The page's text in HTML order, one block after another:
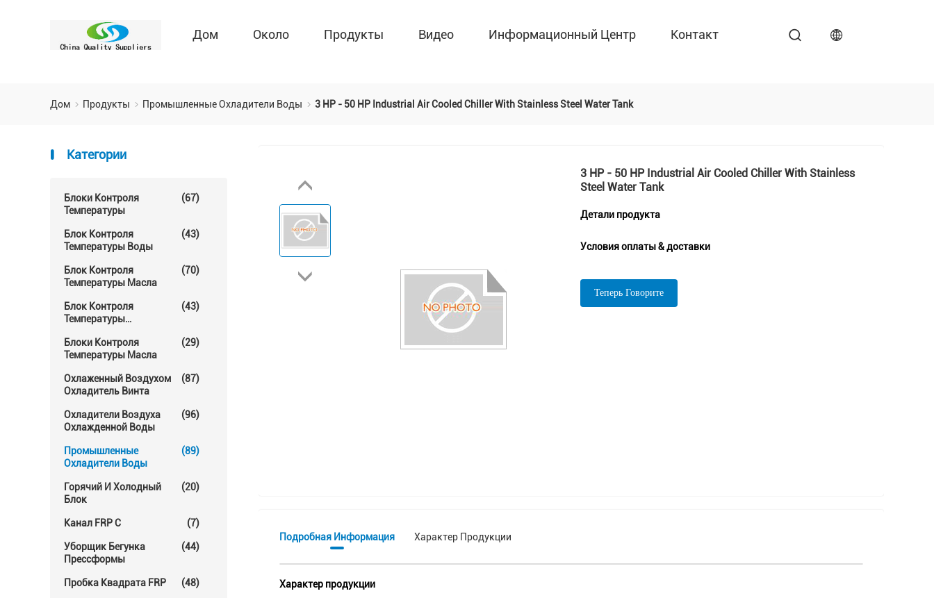
Дом Около Продукты Видео Информационный Центр Контакт
Дом Продукты Промышленные Охладители Воды 3 HP - 50 HP Industrial Air Cooled Chiller With Stainless Steel Water Tank
Категории
Блоки Контроля
Температуры
(67)
Блок Контроля
Температуры Воды
(43)
Блок Контроля
Температуры Масла
(70)
Блок Контроля
Температуры
(43)
Блоки Контроля
Температуры Масла
(29)
Охлаженный Воздухом
Охладитель Винта
(87)
Охладители Воздуха
Охлажденной Воды
(96)
Промышленные
Охладители Воды
(89)
Горячий И Холодный
Блок
(20)
Канал FRP C (7)
Уборщик Бегунка
Прессформы
(44)
Пробка Квадрата FRP (48)
3 HP - 50 HP Industrial Air Cooled Chiller With Stainless
Steel Water Tank
Детали продукта
Условия оплаты & доставки
Теперь Говорите
Подробная Информация Характер Продукции
Характер продукции